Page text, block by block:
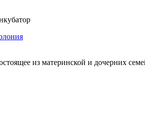
из материнской и дочерних